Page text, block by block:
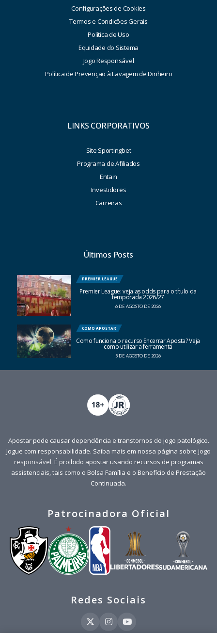
Configurações de Cookies
Termos e Condições Gerais
Política de Uso
Equidade do Sistema
Jogo Responsável
Política de Prevenção à Lavagem de Dinheiro
LINKS CORPORATIVOS
Site Sportingbet
Programa de Afiliados
Entain
Investidores
Carreiras
Últimos Posts
PREMIER LEAGUE
Premier League: veja as odds para o título da
temporada 2026/27
6 DE AGOSTO DE 2026
COMO APOSTAR
Como funciona o recurso Encerrar Aposta? Veja
como utilizar a ferramenta
5 DE AGOSTO DE 2026
Apostar pode causar dependência e transtornos do jogo patológico.
Jogue com responsabilidade. Saiba mais em nossa página sobre jogo
responsável. É proibido apostar usando recursos de programas
assistenciais, tais como o Bolsa Família e o Benefício de Prestação
Continuada.
Patrocinadora Oficial
Redes Sociais